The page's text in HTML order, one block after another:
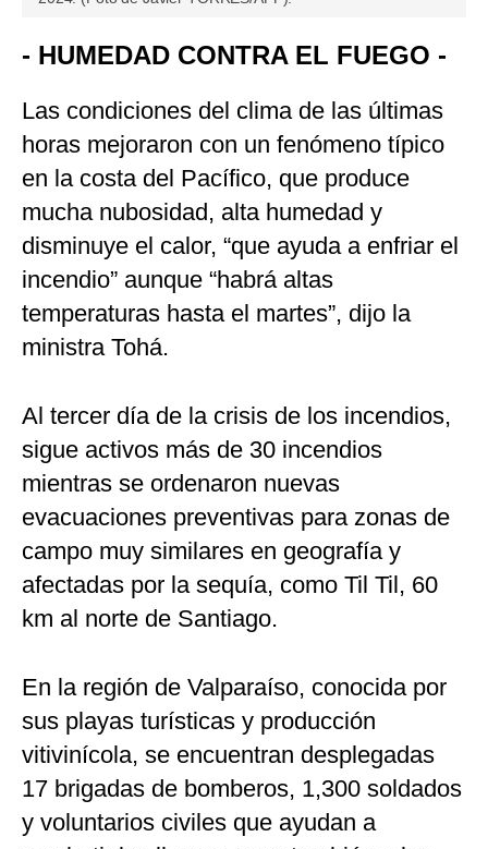
- HUMEDAD CONTRA EL FUEGO -
Las condiciones del clima de las últimas
horas mejoraron con un fenómeno típico
en la costa del Pacífico, que produce
mucha nubosidad, alta humedad y
disminuye el calor, “que ayuda a enfriar el
incendio” aunque “habrá altas
temperaturas hasta el martes”, dijo la
ministra Tohá.
Al tercer día de la crisis de los incendios,
sigue activos más de 30 incendios
mientras se ordenaron nuevas
evacuaciones preventivas para zonas de
campo muy similares en geografía y
afectadas por la sequía, como Til Til, 60
km al norte de Santiago.
En la región de Valparaíso, conocida por
sus playas turísticas y producción
vitivinícola, se encuentran desplegadas
17 brigadas de bomberos, 1,300 soldados
y voluntarios civiles que ayudan a